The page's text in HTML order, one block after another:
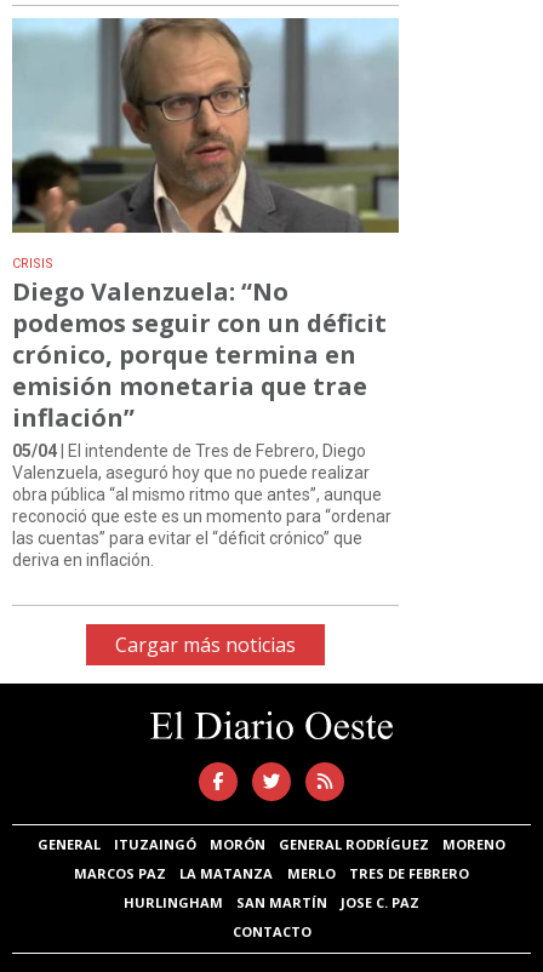
CRISIS
Diego Valenzuela: “No
podemos seguir con un déficit
crónico, porque termina en
emisión monetaria que trae
inflación”
05/04 | El intendente de Tres de Febrero, Diego
Valenzuela, aseguró hoy que no puede realizar
obra pública “al mismo ritmo que antes”, aunque
reconoció que este es un momento para “ordenar
las cuentas” para evitar el “déficit crónico” que
deriva en inflación.
Cargar más noticias
GENERAL ITUZAINGÓ MORÓN GENERAL RODRÍGUEZ
MORENO
MARCOS PAZ
LA MATANZA MERLO
TRES DE FEBRERO
HURLINGHAM
SAN MARTÍN
JOSE C. PAZ
CONTACTO